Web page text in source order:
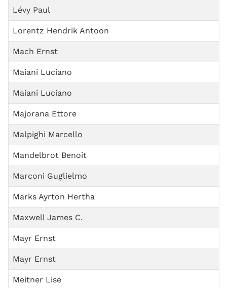
Lévy Paul
Lorentz Hendrik Antoon
Mach Ernst
Maiani Luciano
Maiani Luciano
Majorana Ettore
Malpighi Marcello
Mandelbrot Benoit
Marconi Guglielmo
Marks Ayrton Hertha
Maxwell James C.
Mayr Ernst
Mayr Ernst
Meitner Lise